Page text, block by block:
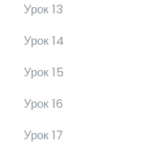
Урок 13
Урок 14
Урок 15
Урок 16
Урок 17